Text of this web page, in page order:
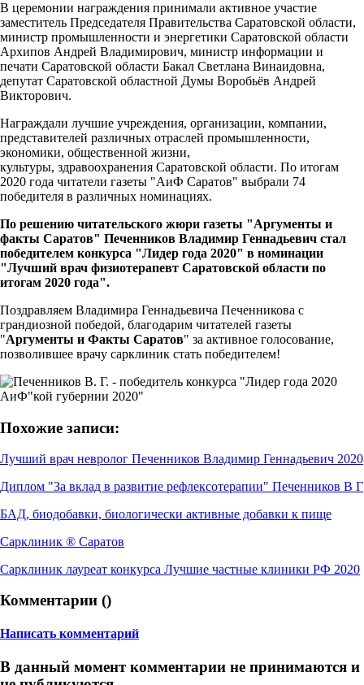
В церемонии награждения принимали активное участие
заместитель Председателя Правительства Саратовской области,
министр промышленности и энергетики Саратовской области
Архипов Андрей Владимирович, министр информации и
печати Саратовской области Бакал Светлана Винаидовна,
депутат Саратовской областной Думы Воробьёв Андрей
Викторович.
Награждали лучшие учреждения, организации, компании,
представителей различных отраслей промышленности,
экономики, общественной жизни,
культуры, здравоохранения Саратовской области. По итогам
2020 года читатели газеты "АиФ Саратов" выбрали 74
победителя в различных номинациях.
По решению читательского жюри газеты "Аргументы и
факты Саратов" Печенников Владимир Геннадьевич стал
победителем конкурса "Лидер года 2020" в номинации
"Лучший врач физиотерапевт Саратовской области по
итогам 2020 года".
Поздравляем Владимира Геннадьевича Печенникова с
грандиозной победой, благодарим читателей газеты
"Аргументы и Факты Саратов" за активное голосование,
позволившее врачу сарклиник стать победителем!
Похожие записи:
Лучший врач невролог Печенников Владимир Геннадьевич 2020
Диплом "За вклад в развитие рефлексотерапии" Печенников В Г
БАД, биодобавки, биологически активные добавки к пище
Сарклиник ® Саратов
Сарклиник лауреат конкурса Лучшие частные клиники РФ 2020
Комментарии ()
Написать комментарий
В данный момент комментарии не принимаются и